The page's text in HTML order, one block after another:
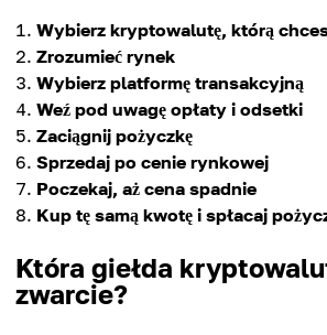
Wybierz kryptowalutę, którą
Zrozumieć rynek
Wybierz platformę transakcyjną
Weź pod uwagę opłaty i odsetki
Zaciągnij pożyczkę
Sprzedaj po cenie rynkowej
Poczekaj, aż cena spadnie
Kup tę samą kwotę i spłacaj
Która giełda
zwarcie?